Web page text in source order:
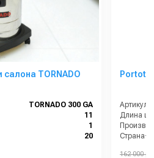
TORNADO
TORNADO 300 GA
11
1
20
Артикул:
Длина
Страна-
162 000